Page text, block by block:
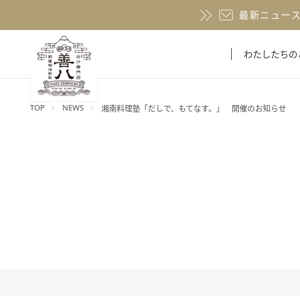
最新ニュー
わたしたちの
TOP NEWS 湘南料理塾「だしで、もてなす。」 開催のお知らせ